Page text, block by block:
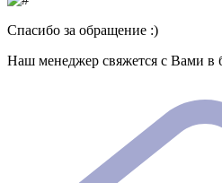
Спасибо за обращение :)
Наш менеджер свяжется с Вами в